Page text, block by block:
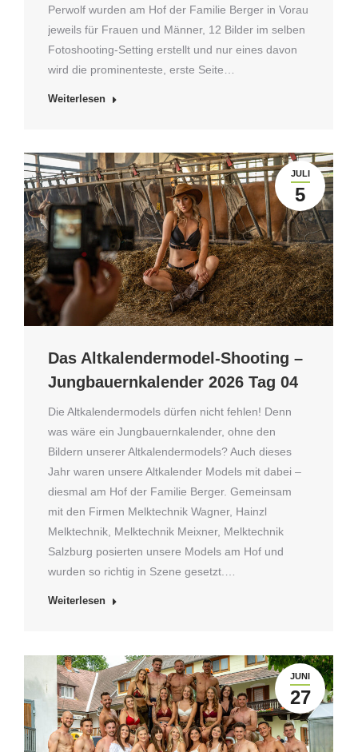
Perwolf wurden am Hof der Familie Berger in Vorau
jeweils für Frauen und Männer, 12 Bilder im selben
Fotoshooting-Setting erstellt und nur eines davon
wird die prominenteste, erste Seite…
Weiterlesen
JULI
5
Das Altkalendermodel-Shooting –
Jungbauernkalender 2026 Tag 04
Die Altkalendermodels dürfen nicht fehlen! Denn
was wäre ein Jungbauernkalender, ohne den
Bildern unserer Altkalendermodels? Auch dieses
Jahr waren unsere Altkalender Models mit dabei –
diesmal am Hof der Familie Berger. Gemeinsam
mit den Firmen Melktechnik Wagner, Hainzl
Melktechnik, Melktechnik Meixner, Melktechnik
Salzburg posierten unsere Models am Hof und
wurden so richtig in Szene gesetzt.…
Weiterlesen
JUNI
27